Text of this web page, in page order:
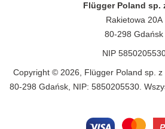
Flügger Poland sp.
Rakietowa 20A
80-298 Gdańsk
NIP
Copyright © 2026, Flügger Poland sp. z
80-298 Gdańsk, NIP: 5850205530.